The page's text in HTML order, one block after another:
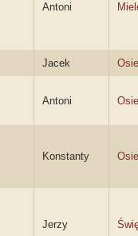
Antoni
Jacek
Antoni
Konstanty
Jerzy